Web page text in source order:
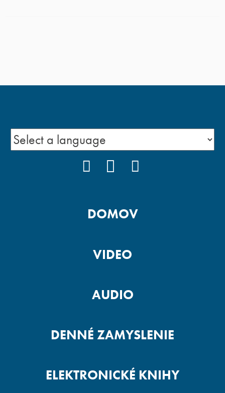
FACEBOOK
YOUTUBE
DOMOV
VIDEO
AUDIO
DENNÉ ZAMYSLENIE
ELEKTRONICKÉ KNIHY